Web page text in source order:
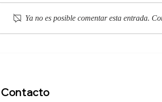
Ya no es posible comentar esta entrada.
Contacto